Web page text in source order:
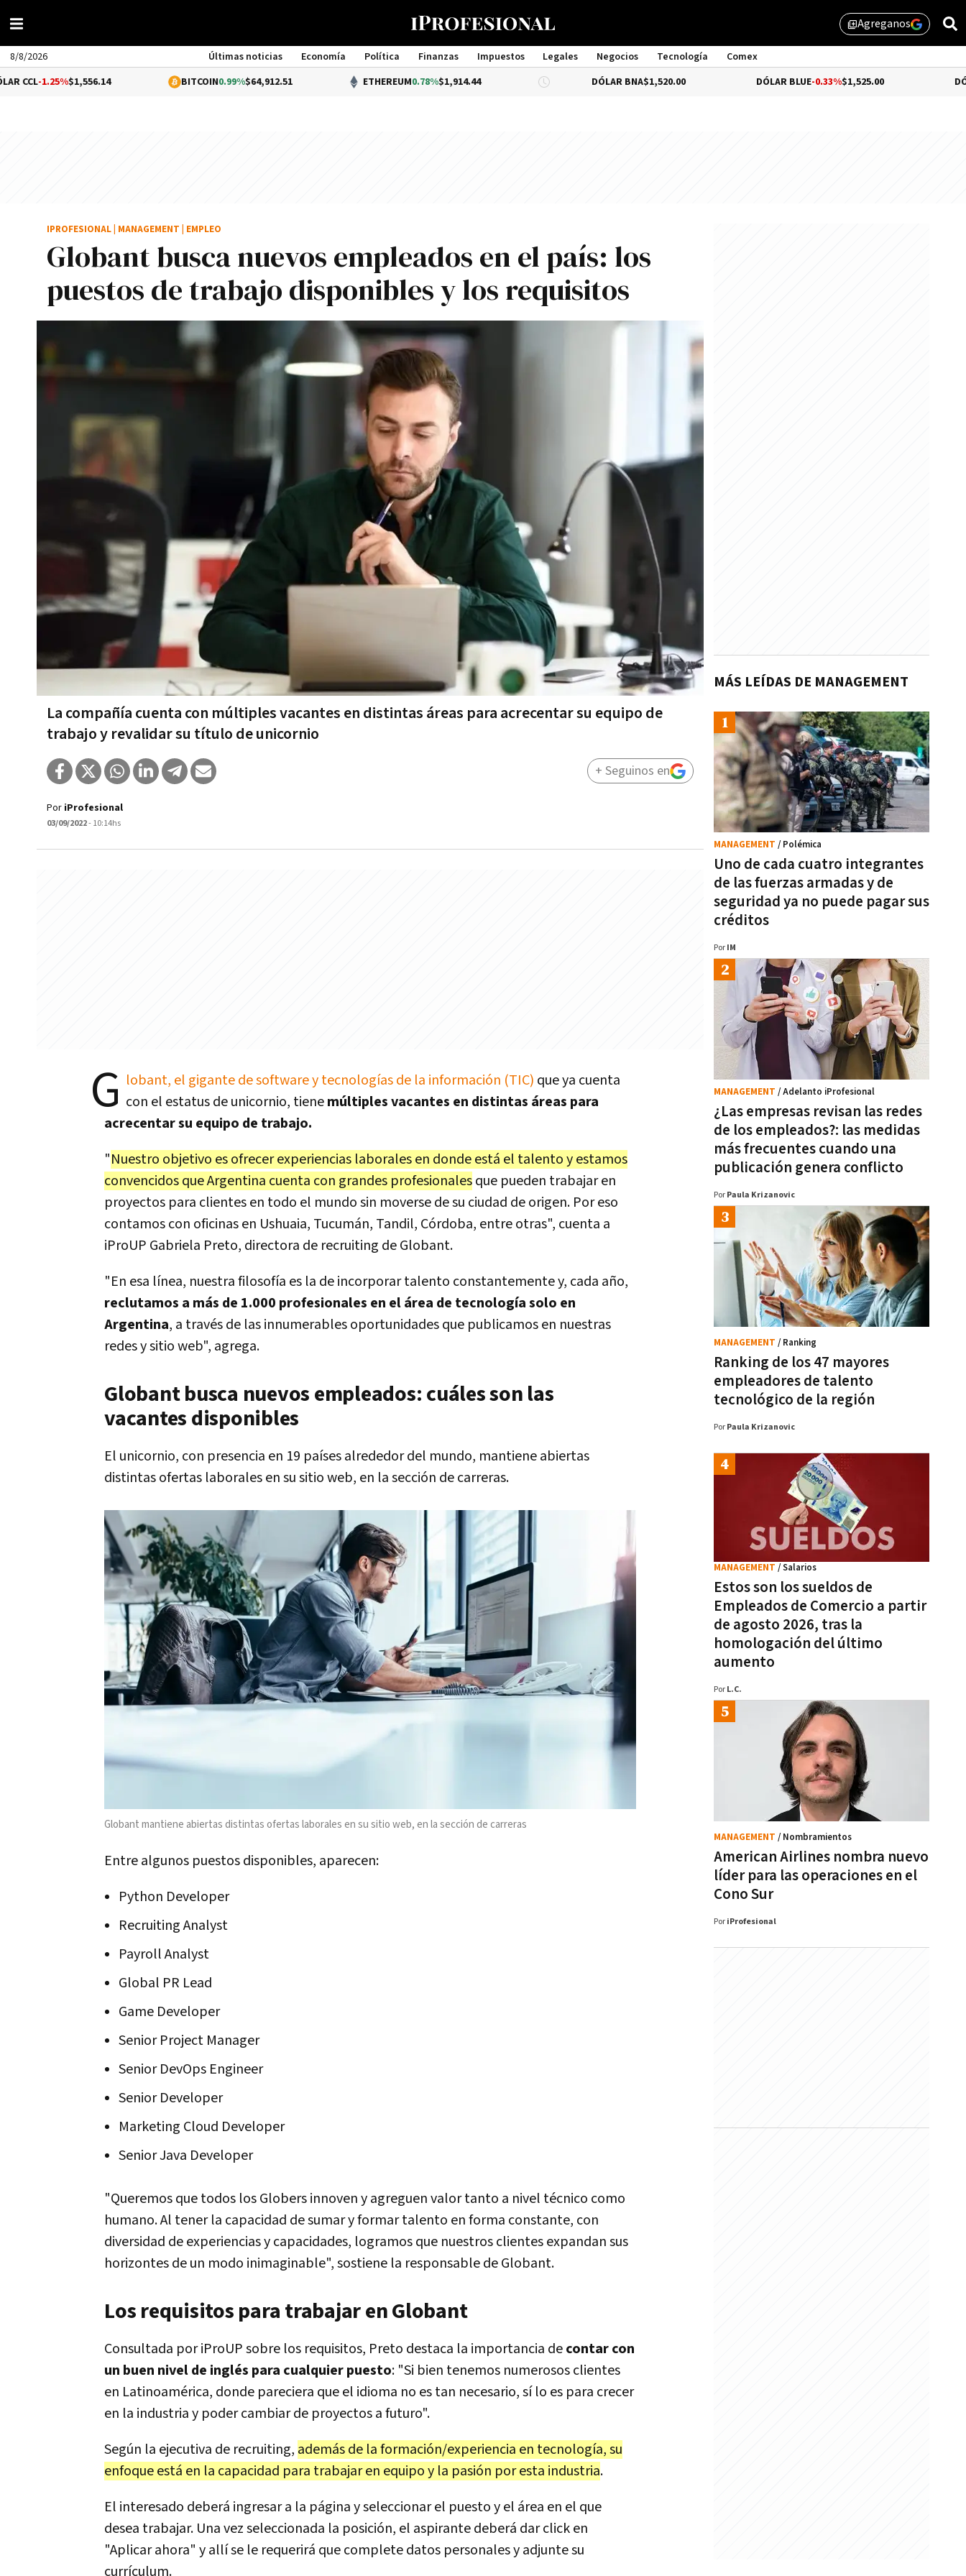
library_addAgreganos
8/8/2026 Últimas noticias Economía Política Finanzas Impuestos Legales Negocios Tecnología
Comex
Management
$1,556.14 0.99%$64,912.51 ETHEREUM0.78%$1,914.44 DÓLAR BNA $1,520.00 -0.33%$1,525.00 DÓLAR
Globant busca nuevos empleados en el país: los
puestos de trabajo disponibles y los requisitos
La compañía cuenta con múltiples vacantes en distintas áreas para acrecentar su equipo de
trabajo y revalidar su título de unicornio
IPROFESIONAL MANAGEMENT EMPLEO
Por iProfesional
03/09/2022- 10:14hs
+ Seguinos en
G lobant, el gigante de software y tecnologías de la información (TIC) que ya cuenta
con el estatus de unicornio, tienemúltiples vacantes en distintas áreas para
acrecentar su equipo de trabajo.
"Nuestro objetivo es ofrecer experiencias laborales en donde está el talento y estamos
convencidos que Argentina cuenta con grandes profesionalesque pueden trabajar en
proyectos para clientes en todo el mundo sin moverse de su ciudad de origen. Por eso
contamos con oficinas en Ushuaia, Tucumán, Tandil, Córdoba, entre otras", cuenta a
iProUP Gabriela Preto, directora de recruiting de Globant.
"En esa línea, nuestra filosofía es la de incorporar talento constantemente y, cada año,
reclutamos a más de 1.000 profesionales en el área de tecnología solo en
Argentina, a través de las innumerables oportunidades que publicamos en nuestras
redes y sitio web", agrega.
Globant busca nuevos empleados: cuáles son las
vacantes disponibles
El unicornio, con presencia en 19 países alrededor del mundo, mantiene abiertas
distintas ofertas laborales en su sitio web, en la sección de carreras.
Globant mantiene abiertas distintas ofertas laborales en su sitio web, en la sección de carreras
Entre algunos puestos disponibles, aparecen:
Python Developer
Recruiting Analyst
Payroll Analyst
Global PR Lead
Game Developer
Senior Project Manager
Senior DevOps Engineer
Senior Developer
Marketing Cloud Developer
Senior Java Developer
"Queremos que todos los Globers innoven y agreguen valor tanto a nivel técnico como
humano. Al tener la capacidad de sumar y formar talento en forma constante, con
diversidad de experiencias y capacidades, logramos que nuestros clientes expandan sus
horizontes de un modo inimaginable", sostiene la responsable de Globant.
Los requisitos para trabajar en Globant
Consultada por iProUP sobre los requisitos, Preto destaca la importancia decontar con
un buen nivel de inglés para cualquier puesto: "Si bien tenemos numerosos clientes
en Latinoamérica, donde pareciera que el idioma no es tan necesario, sí lo es para crecer
en la industria y poder cambiar de proyectos a futuro".
Según la ejecutiva de recruiting, además de la formación/experiencia en tecnología, su
enfoque está en la capacidad para trabajar en equipo y la pasión por esta industria.
El interesado deberá ingresar a la página y seleccionar el puesto y el área en el que
desea trabajar. Una vez seleccionada la posición, el aspirante deberá dar click en
"Aplicar ahora" y allí se le requerirá que complete datos personales y adjunte su
currículum.
MÁS LEÍDAS DE MANAGEMENT
Uno de cada cuatro integrantes
de las fuerzas armadas y de
seguridad ya no puede pagar sus
créditos
MANAGEMENT / Polémica
Por IM
¿Las empresas revisan las redes
de los empleados?: las medidas
más frecuentes cuando una
publicación genera conflicto
MANAGEMENT / Adelanto iProfesional
Por Paula Krizanovic
Ranking de los 47 mayores
empleadores de talento
tecnológico de la región
MANAGEMENT / Ranking
Por Paula Krizanovic
Estos son los sueldos de
Empleados de Comercio a partir
de agosto 2026, tras la
homologación del último
aumento
MANAGEMENT / Salarios
Por L.C.
American Airlines nombra nuevo
líder para las operaciones en el
Cono Sur
MANAGEMENT / Nombramientos
Por iProfesional